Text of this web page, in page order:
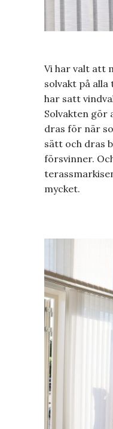
Vi har valt att
solvakt på alla
har satt
Solvakten
dras för när
sätt och dras
försvinner.
mycket.